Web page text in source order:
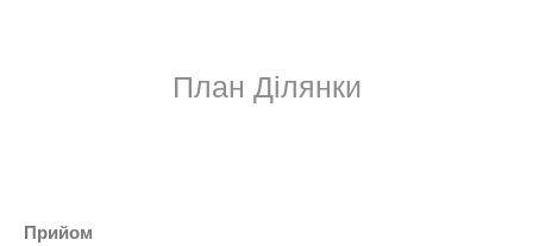
План Ділянки
Прийом